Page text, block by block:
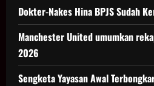
Dokter-Nakes Hina BPJS Sudah
Manchester United umumkan
2026
Sengketa Yayasan Awal